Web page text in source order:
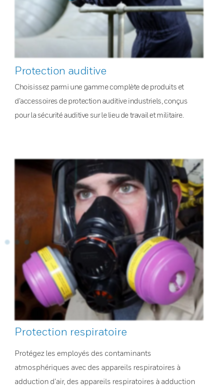
Protection auditive
Choisissez parmi une gamme complète de produits et
d’accessoires de protection auditive industriels, conçus
pour la sécurité auditive sur le lieu de travail et militaire.
Protection respiratoire
Protégez les employés des contaminants
atmosphériques avec des appareils respiratoires à
adduction d’air, des appareils respiratoires à adduction